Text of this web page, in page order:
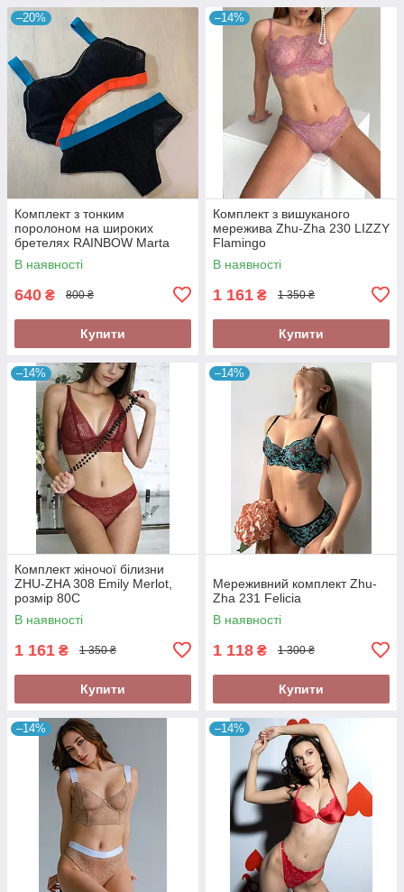
–20%
Комплект з тонким
поролоном на широких
бретелях RAINBOW Marta
Lingerie 274
В наявності
640 ₴ 800 ₴
Купити
–14%
Комплект з вишуканого
мережива Zhu-Zha 230 LIZZY
Flamingo
В наявності
1 161 ₴ 1 350 ₴
Купити
–14%
Комплект жіночої білизни
ZHU-ZHA 308 Emily Merlot,
розмір 80C
В наявності
1 161 ₴ 1 350 ₴
Купити
–14%
Мереживний комплект Zhu-
Zha 231 Felicia
В наявності
1 118 ₴ 1 300 ₴
Купити
–14% –14%